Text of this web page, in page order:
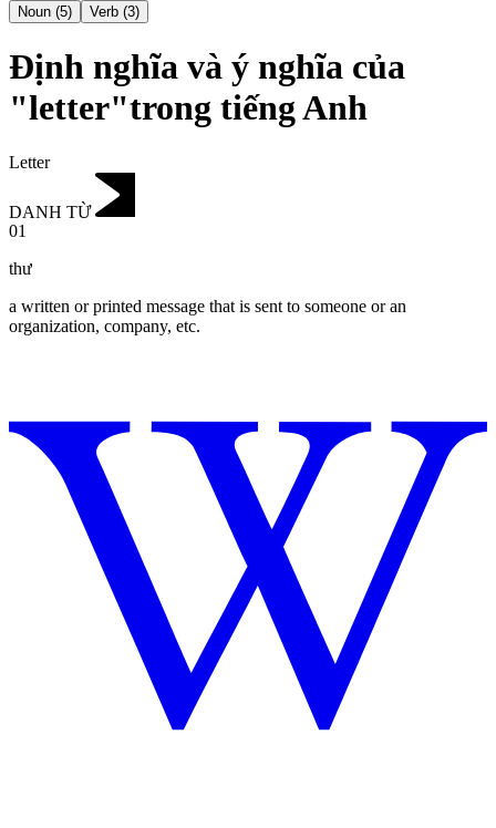
Noun (5) Verb (3)
Định nghĩa và ý nghĩa của
"letter"trong tiếng Anh
Letter
DANH TỪ
01
thư
a written or printed message that is sent to someone or an
organization, company, etc.